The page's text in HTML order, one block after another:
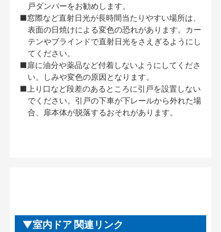
戸ダンパーをお勧めします。
■窓際など直射日光が長時間当たりやすい場所は、
表面の日焼けによる変色の恐れがあります。カー
テンやブラインドで直射日光をさえぎるようにし
てください。
■扉に油分や薬品など付着しないようにしてくださ
い。しみや変色の原因となります。
■上り口など段差のあるところに引戸を設置しない
でください。引戸の下車が下レールから外れた場
合、扉本体が脱落するおそれがあります。
室内ドア 関連リンク